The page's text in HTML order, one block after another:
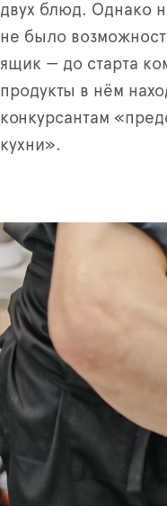
двух блюд. Однако
не было
ящик — до старта
продукты в нём
конкурсантам
кухни».